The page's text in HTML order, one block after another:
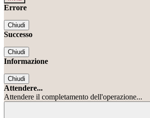
Errore
Chiudi
Successo
Chiudi
Informazione
Chiudi
Attendere...
Attendere il completamento dell'operazione...